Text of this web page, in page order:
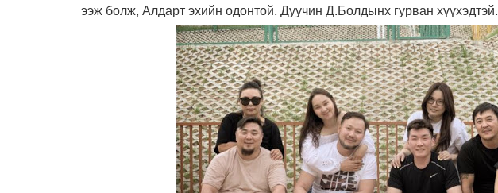
ээж болж, Алдарт эхийн одонтой. Дуучин Д.Болдынх гурван хүүхэдтэй.